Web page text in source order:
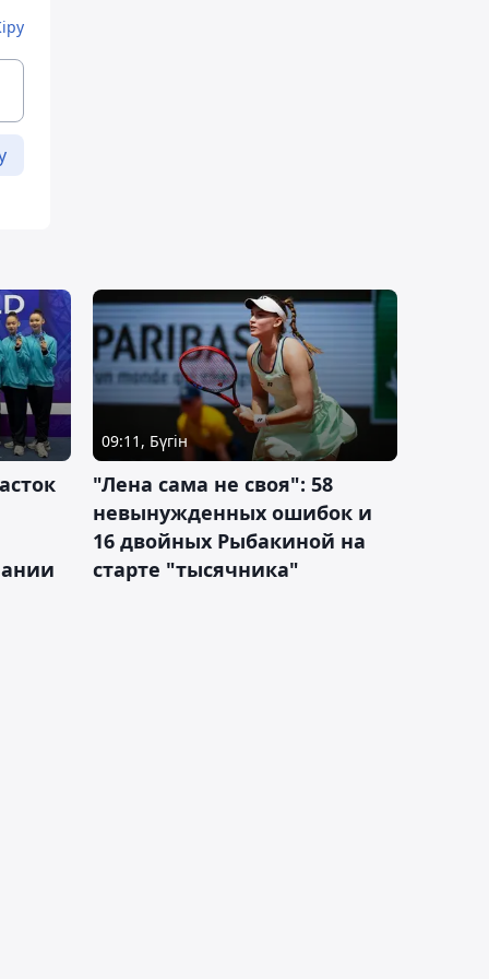
09:11, Бүгін
"Лена сама не своя": 58
невынужденных ошибок и
16 двойных Рыбакиной на
старте "тысячника"